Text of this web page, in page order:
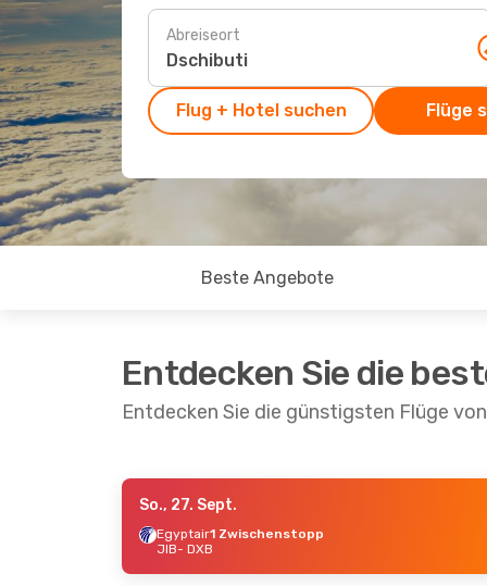
Abreiseort
Flug + Hotel suchen Flüge
Beste Angebote
Entdecken Sie die
Entdecken Sie die günstigsten Flüge
- Mi., 2. Sept.
1 Zwischenstopp
So., 27. Sept.
Egyptair1 Zwischenstopp
JIB- DXB